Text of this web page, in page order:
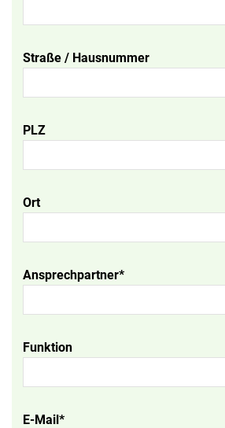
Straße / Hausnummer
PLZ
Ort
Ansprechpartner*
Funktion
E-Mail*